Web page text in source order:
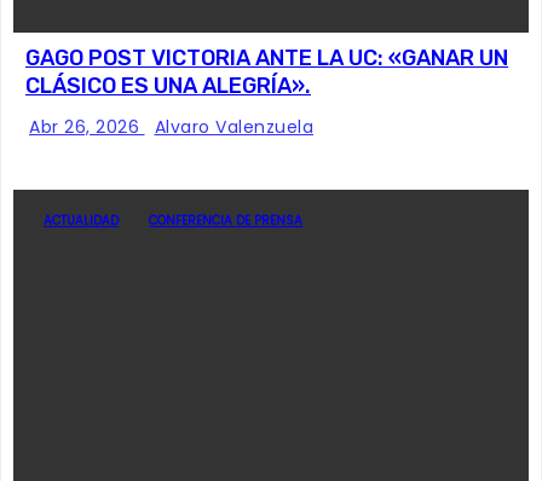
GAGO POST VICTORIA ANTE LA UC: «GANAR UN
CLÁSICO ES UNA ALEGRÍA».
Abr 26, 2026 Alvaro Valenzuela
ACTUALIDAD CONFERENCIA DE PRENSA